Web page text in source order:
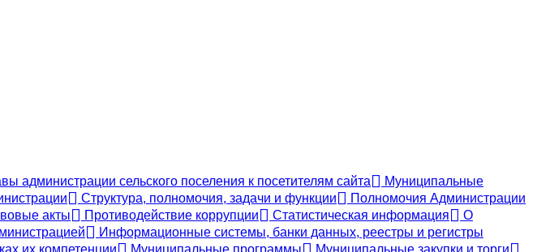
администрации сельского поселения к посетителям сайта
Муниципальные
Структура, полномочия, задачи и функции
Полномочия Администрации
акты Противодействие коррупции Статистическая информация
О
Информационные системы, банки данных, реестры и регистры
их компетенции Муниципальные программы
Муниципальные закупки и торги